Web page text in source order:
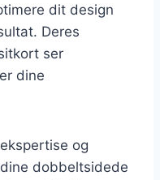
dit design
Deres
ser
dine
og
dobbeltsidede